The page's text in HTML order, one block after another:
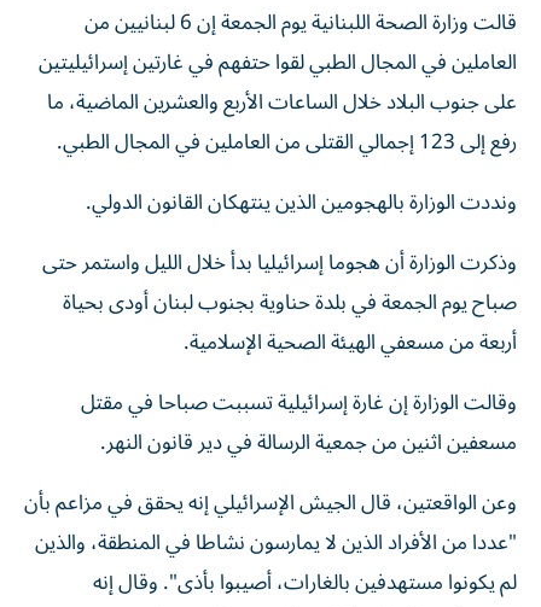
قالت وزارة الصحة اللبنانية يوم الجمعة إن 6 لبنانيين من
العاملين في المجال الطبي لقوا حتفهم في غارتين إسرائيليتين
على جنوب البلاد خلال الساعات الأربع والعشرين الماضية، ما
رفع إلى 123 إجمالي القتلى من ‌العاملين في المجال الطبي.
ونددت الوزارة بالهجومين الذين ينتهكان القانون الدولي.
وذكرت الوزارة أن هجوما إسرائيليا بدأ خلال الليل ​واستمر حتى
صباح ⁠يوم الجمعة في بلدة حناوية بجنوب لبنان أودى بحياة
أربعة ‌من مسعفي الهيئة الصحية الإسلامية.
وقالت الوزارة ‌إن غارة إسرائيلية تسببت صباحا في مقتل
مسعفين اثنين من جمعية الرسالة في دير قانون النهر.
وعن الواقعتين، قال الجيش الإسرائيلي إنه يحقق في مزاعم بأن
"عددا من الأفراد الذين لا يمارسون نشاطا في المنطقة، والذين
لم يكونوا مستهدفين بالغارات، أصيبوا بأذى". وقال إنه